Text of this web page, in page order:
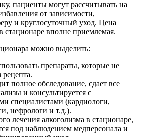
пациенты могут рассчитывать на
от зависимости,
и круглосуточный уход. Цена
стационаре вполне приемлемая.
можно выделить:
препараты, которые не
рецепта.
полное обследование, сдает все
и консультируется с
специалистами (кардиологи,
нефрологи и т.д.).
лечения алкоголизма в стационаре,
под наблюдением медперсонала и